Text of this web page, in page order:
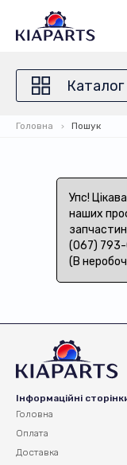
Каталог
Головна Пошук
Упс!
наших
(067)
(В
Інформаційні
Головна
Оплата
Доставка